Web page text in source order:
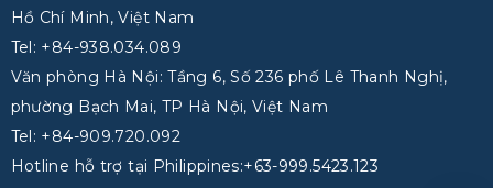
Hồ Chí Minh, Việt Nam
Tel: +84-938.034.089
Văn phòng Hà Nội: Tầng 6, Số 236 phố Lê Thanh Nghị,
phường Bạch Mai, TP Hà Nội, Việt Nam
Tel: +84-909.720.092
Hotline hỗ trợ tại Philippines:+63-999.5423.123